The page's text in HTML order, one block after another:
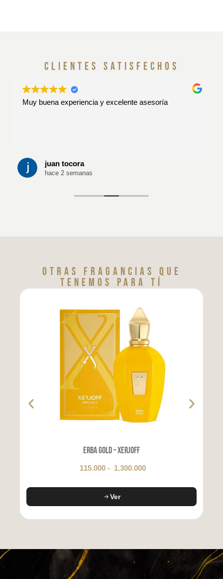
clientes satisfechos
Muy buena experiencia y excelente asesoría
juan tocora
hace 2 semanas
Otras fragancias que
tenemos para tí
Erba Gold – Xerjoff
115.000 - 1.300.000
Ver